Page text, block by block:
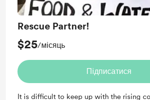
Rescue Partner!
$25/місяць
Підписатися
It is difficult to keep up with the rising